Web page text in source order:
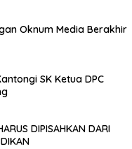
Oknum Media Berakhir
SK Ketua DPC
DIPISAHKAN DARI